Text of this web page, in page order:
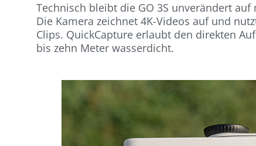
Technisch bleibt die GO 3S unverändert
Die Kamera zeichnet 4K-Videos auf und
Clips. QuickCapture erlaubt den direkten
bis zehn Meter wasserdicht.